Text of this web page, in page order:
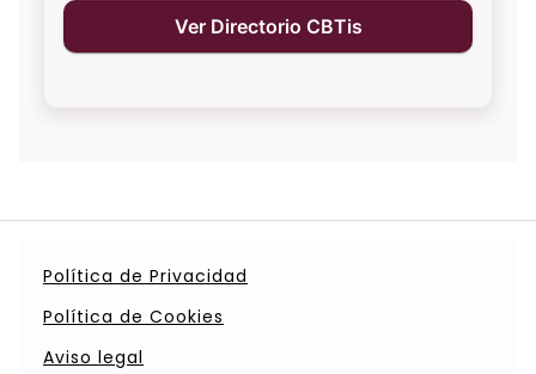
Ver Directorio CBTis
Política de Privacidad
Política de Cookies
Aviso legal